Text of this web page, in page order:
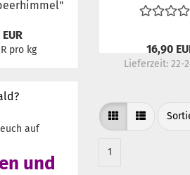
16,90
Lieferzeit:22-
1
pro kg
auf
und